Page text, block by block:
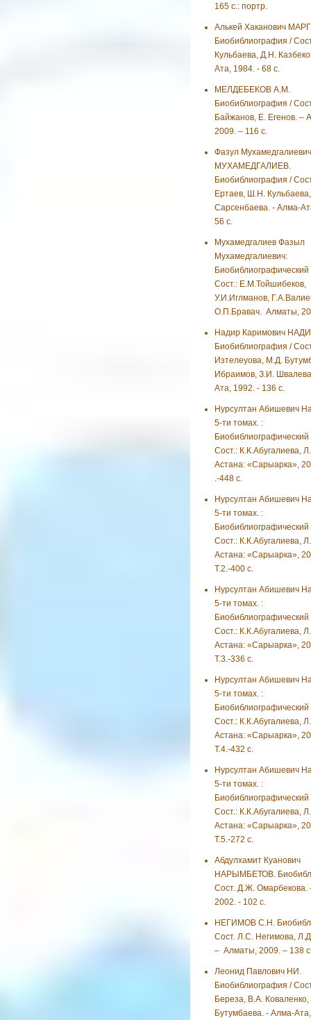
165 с.: портр.
Алькей Хаканович
Биобиблиография /
Кульбаева, Д.Н.
Ата, 1984. - 68 с.
МЕЛДЕБЕКОВ А.М.
Биобиблиография /
Байжанов, Е. Егенов. –
2009. – 116 с.
Фазул Мухамедгалиевич
МУХАМЕДГАЛИЕВ.
Биобиблиография /
Ертаев, Ш.Н.
Сарсенбаева. - Алма-
56 с.
Мухамедгалиев Фазыл
Мухамедгалиевич:
Биобиблиографический
Сост.: Е.М.Тойшибеков,
У.И.Иглманов,
О.П.Бравач. Алматы,
Надир Каримович
Биобиблиография /
Изтелеуова, М.Д.
Ибраимов, З.И.
Ата, 1992. - 136 с.
Нурсултан Абишевич
5-ти томах. :
Биобиблиографический
Сост.: К.К.Абугалиева,
Астана: «Сарыарка»,
.-448 с.
Нурсултан Абишевич
5-ти томах. :
Биобиблиографический
Сост.: К.К.Абугалиева,
Астана: «Сарыарка»,
Т.2.-400 с.
Нурсултан Абишевич
5-ти томах. :
Биобиблиографический
Сост.: К.К.Абугалиева,
Астана: «Сарыарка»,
Т.3.-336 с.
Нурсултан Абишевич
5-ти томах. :
Биобиблиографический
Сост.: К.К.Абугалиева,
Астана: «Сарыарка»,
Т.4.-432 с.
Нурсултан Абишевич
5-ти томах. :
Биобиблиографический
Сост.: К.К.Абугалиева,
Астана: «Сарыарка»,
Т.5.-272 с.
Абдулхамит Куанович
НАРЫМБЕТОВ.
Сост. Д.Ж. Омарбекова.
2002. - 102 с.
НЕГИМОВ С.Н.
Сост. Л.С. Негимова,
– Алматы, 2009. – 138
Леонид Павлович НИ.
Биобиблиография /
Береза, В.А.
Бутумбаева. - Алма-